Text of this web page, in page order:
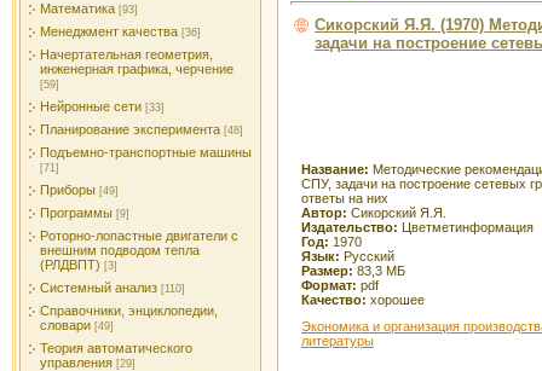
Математика [93]
Менеджмент качества [36]
Начертательная геометрия,
инженерная графика, черчение
[59]
Нейронные сети [33]
Планирование эксперимента [48]
Подъемно-транспортные машины
[71]
Приборы [49]
Программы [9]
Роторно-лопастные двигатели с
внешним подводом тепла
(РЛДВПТ) [3]
Системный анализ [110]
Справочники, энциклопедии,
словари [49]
Теория автоматического
управления [29]
Сикорский Я.Я. (1970)
задачи на построение
Название: Методические
СПУ, задачи на построение сетевых
ответы на них
Автор: Сикорский Я.Я.
Издательство: Цветметинформация
Год: 1970
Язык: Русский
Размер: 83,3 МБ
Формат: pdf
Качество: хорошее
Экономика и организация
литературы